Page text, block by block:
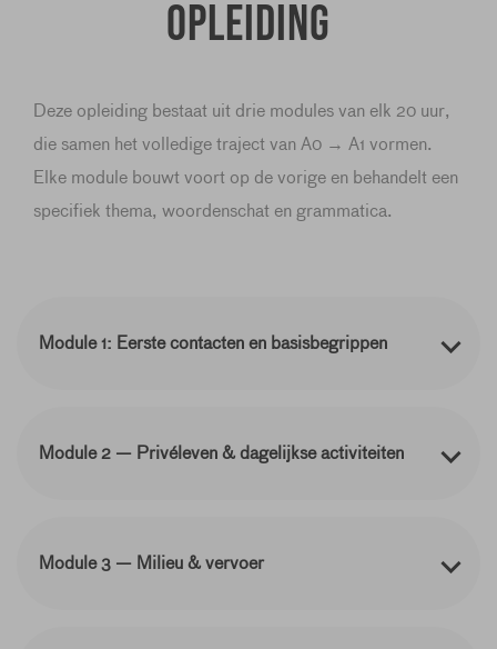
opleiding
Deze opleiding bestaat uit drie modules van elk 20 uur,
die samen het volledige traject van A0 → A1 vormen.
Elke module bouwt voort op de vorige en behandelt een
specifiek thema, woordenschat en grammatica.
Module 1: Eerste contacten en basisbegrippen
Module 2 — Privéleven & dagelijkse activiteiten
Module 3 — Milieu & vervoer